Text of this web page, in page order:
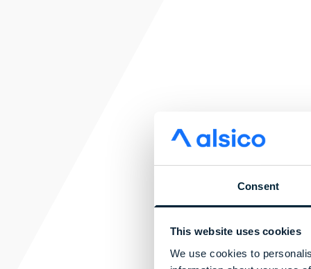
Consent
This website uses cookies
We use cookies to
Partnerschaften für